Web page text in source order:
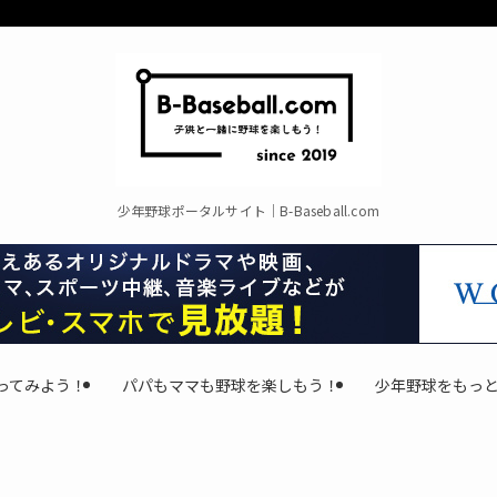
少年野球ポータルサイト｜B-Baseball.com
てみよう！ パパもママも野球を楽しもう！ 少年野球をもっ